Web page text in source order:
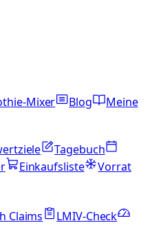
Mixer Blog
Meine
Tagebuch
Einkaufsliste
Vorrat
Claims
LMIV-Check